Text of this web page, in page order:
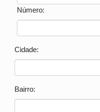
Número:
Cidade:
Bairro: